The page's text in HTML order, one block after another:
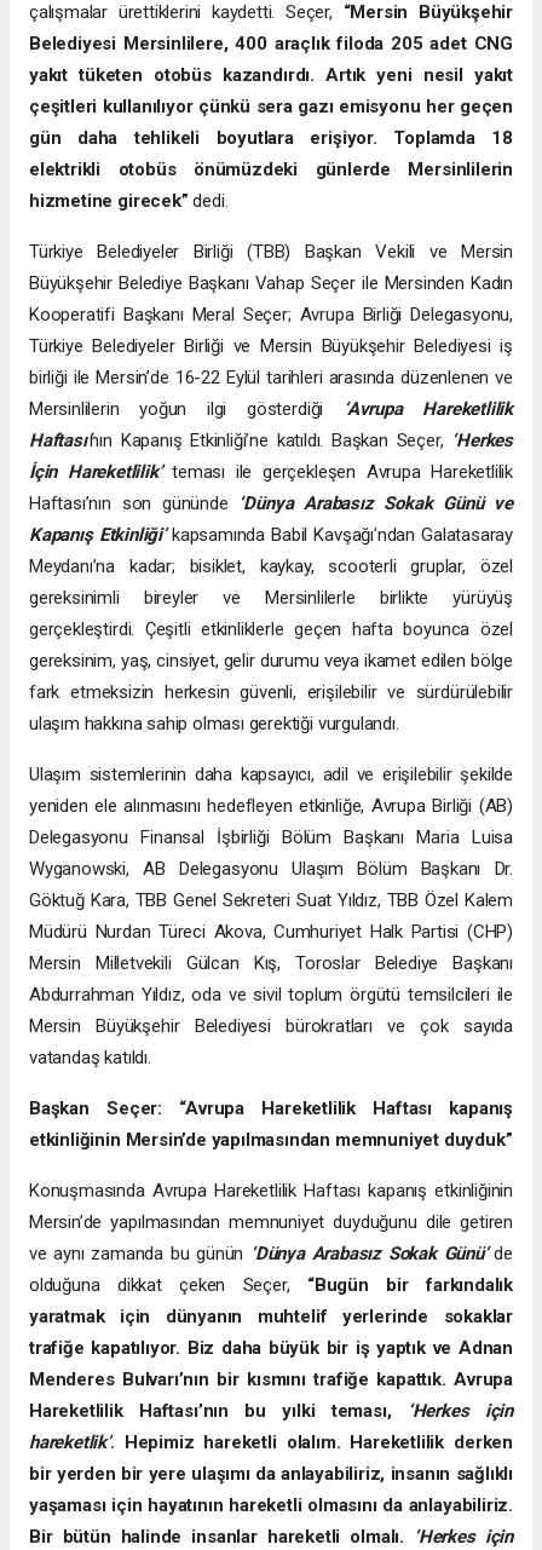
çalışmalar ürettiklerini kaydetti. Seçer, “Mersin Büyükşehir
Belediyesi Mersinlilere, 400 araçlık filoda 205 adet CNG
yakıt tüketen otobüs kazandırdı. Artık yeni nesil yakıt
çeşitleri kullanılıyor çünkü sera gazı emisyonu her geçen
gün daha tehlikeli boyutlara erişiyor. Toplamda 18
elektrikli otobüs önümüzdeki günlerde Mersinlilerin
hizmetine girecek”dedi.
Türkiye Belediyeler Birliği (TBB) Başkan Vekili ve Mersin
Büyükşehir Belediye Başkanı Vahap Seçer ile Mersinden Kadın
Kooperatifi Başkanı Meral Seçer; Avrupa Birliği Delegasyonu,
Türkiye Belediyeler Birliği ve Mersin Büyükşehir Belediyesi iş
birliği ile Mersin’de 16-22 Eylül tarihleri arasında düzenlenen ve
Mersinlilerin yoğun ilgi gösterdiği
‘Avrupa Hareketlilik
Haftası’nın Kapanış Etkinliği’ne katıldı. Başkan Seçer, ‘Herkes
İçin Hareketlilik’teması ile gerçekleşen Avrupa Hareketlilik
Haftası’nın son gününde ‘Dünya Arabasız Sokak Günü ve
Kapanış Etkinliği’kapsamında Babil Kavşağı’ndan Galatasaray
Meydanı’na kadar; bisiklet, kaykay, scooterli gruplar, özel
gereksinimli bireyler ve Mersinlilerle birlikte yürüyüş
gerçekleştirdi. Çeşitli etkinliklerle geçen hafta boyunca özel
gereksinim, yaş, cinsiyet, gelir durumu veya ikamet edilen bölge
fark etmeksizin herkesin güvenli, erişilebilir ve sürdürülebilir
ulaşım hakkına sahip olması gerektiği vurgulandı.
Ulaşım sistemlerinin daha kapsayıcı, adil ve erişilebilir şekilde
yeniden ele alınmasını hedefleyen etkinliğe, Avrupa Birliği (AB)
Delegasyonu Finansal İşbirliği Bölüm Başkanı Maria Luisa
Wyganowski, AB Delegasyonu Ulaşım Bölüm Başkanı Dr.
Göktuğ Kara, TBB Genel Sekreteri Suat Yıldız, TBB Özel Kalem
Müdürü Nurdan Türeci Akova, Cumhuriyet Halk Partisi (CHP)
Mersin Milletvekili Gülcan Kış, Toroslar Belediye Başkanı
Abdurrahman Yıldız, oda ve sivil toplum örgütü temsilcileri ile
Mersin Büyükşehir Belediyesi bürokratları ve çok sayıda
vatandaş katıldı.
Başkan Seçer: “Avrupa Hareketlilik Haftası kapanış
etkinliğinin Mersin’de yapılmasından memnuniyet duyduk”
Konuşmasında Avrupa Hareketlilik Haftası kapanış etkinliğinin
Mersin’de yapılmasından memnuniyet duyduğunu dile getiren
ve aynı zamanda bu günün ‘Dünya Arabasız Sokak Günü’de
olduğuna dikkat çeken Seçer, “Bugün bir farkındalık
yaratmak için dünyanın muhtelif yerlerinde sokaklar
trafiğe kapatılıyor. Biz daha büyük bir iş yaptık ve Adnan
Menderes Bulvarı’nın bir kısmını trafiğe kapattık. Avrupa
Hareketlilik Haftası’nın bu yılki teması,
‘Herkes için
hareketlik’. Hepimiz hareketli olalım. Hareketlilik derken
bir yerden bir yere ulaşımı da anlayabiliriz, insanın sağlıklı
yaşaması için hayatının hareketli olmasını da anlayabiliriz.
Bir bütün halinde insanlar hareketli olmalı.
‘Herkes için